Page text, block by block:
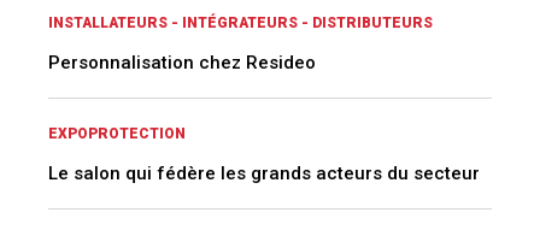
INSTALLATEURS - INTÉGRATEURS - DISTRIBUTEURS
Personnalisation chez Resideo
EXPOPROTECTION
Le salon qui fédère les grands acteurs du secteur